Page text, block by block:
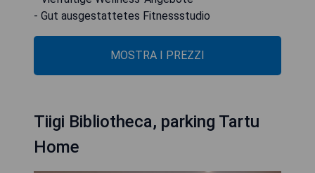
- Gut ausgestattetes Fitnessstudio
MOSTRA I PREZZI
Tiigi Bibliotheca, parking Tartu
Home